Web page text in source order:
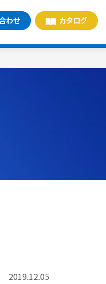
わせ カタログ
2019.12.05